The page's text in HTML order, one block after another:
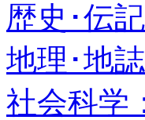
歴史･伝
地理･地
社会科学